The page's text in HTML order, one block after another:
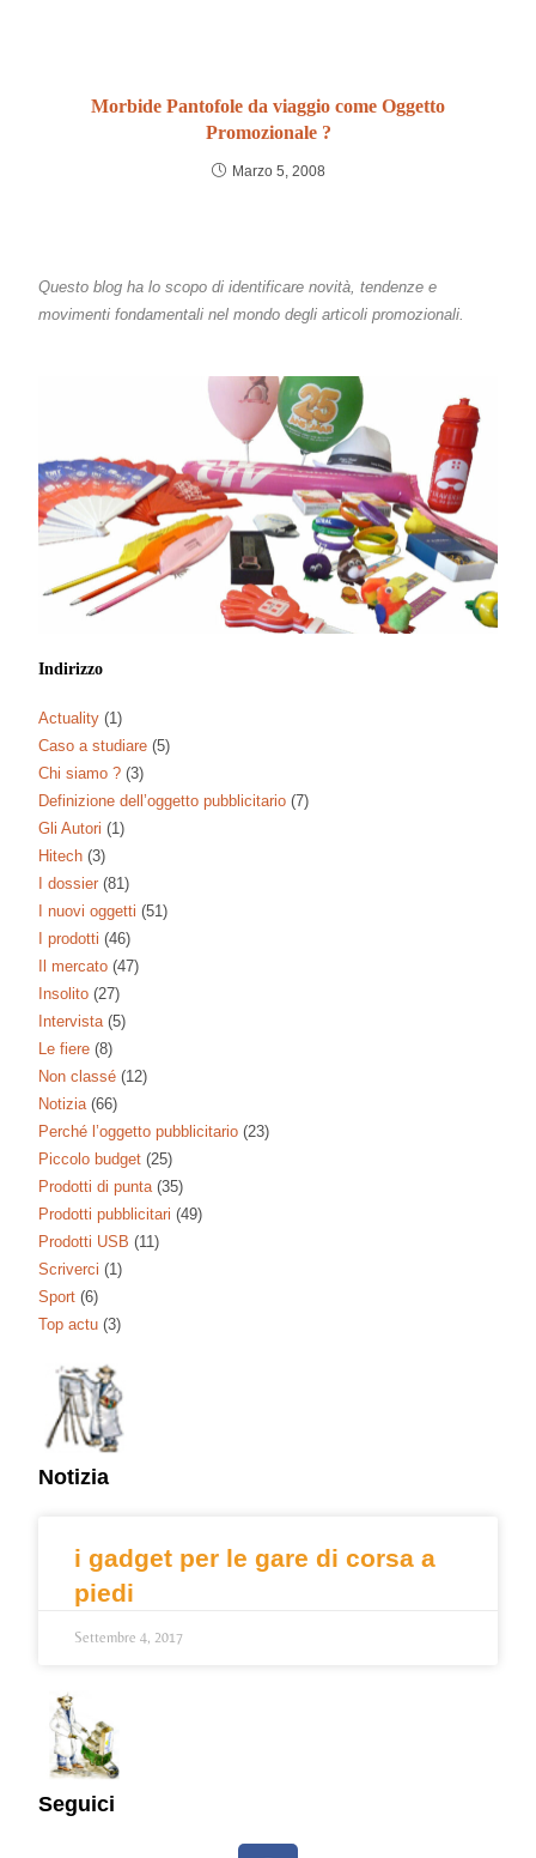
Morbide Pantofole da viaggio come Oggetto
Promozionale ?
Marzo 5, 2008
Questo blog ha lo scopo di identificare novità, tendenze e
movimenti fondamentali nel mondo degli articoli promozionali.
Indirizzo
Actuality (1)
Caso a studiare (5)
Chi siamo ? (3)
Definizione dell’oggetto pubblicitario (7)
Gli Autori (1)
Hitech (3)
I dossier (81)
I nuovi oggetti (51)
I prodotti (46)
Il mercato (47)
Insolito (27)
Intervista (5)
Le fiere (8)
Non classé (12)
Notizia (66)
Perché l’oggetto pubblicitario (23)
Piccolo budget (25)
Prodotti di punta (35)
Prodotti pubblicitari (49)
Prodotti USB (11)
Scriverci (1)
Sport (6)
Top actu (3)
Notizia
i gadget per le gare di corsa a
piedi
Settembre 4, 2017
Seguici